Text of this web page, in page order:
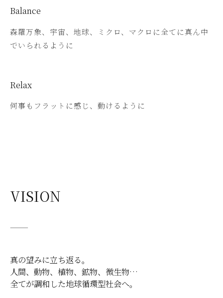
Balance
森羅万象、宇宙、地球、ミクロ、マクロに全てに真ん中
でいられるように
Relax
何事もフラットに感じ、動けるように
VISION
———
真の望みに立ち返る。
人間、動物、植物、鉱物、微生物…
全てが調和した地球循環型社会へ。